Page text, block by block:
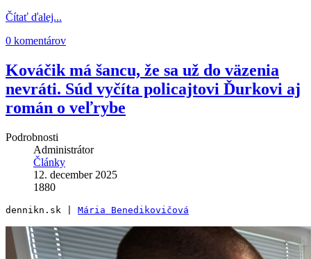
Čítať ďalej...
0 komentárov
Kováčik má šancu, že sa už do väzenia
nevráti. Súd vyčíta policajtovi Ďurkovi aj
román o veľrybe
Podrobnosti
Administrátor
Články
12. december 2025
1880
dennikn.sk | Mária Benedikovičová